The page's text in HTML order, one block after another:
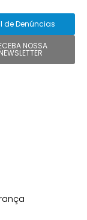
de Denúncias
NOSSA
NEWSLETTER